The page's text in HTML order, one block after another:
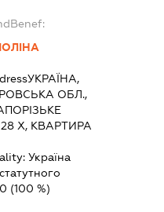
УКРАЇНА,
ОБЛ.,
Х, КВАРТИРА
Україна
(100 %)